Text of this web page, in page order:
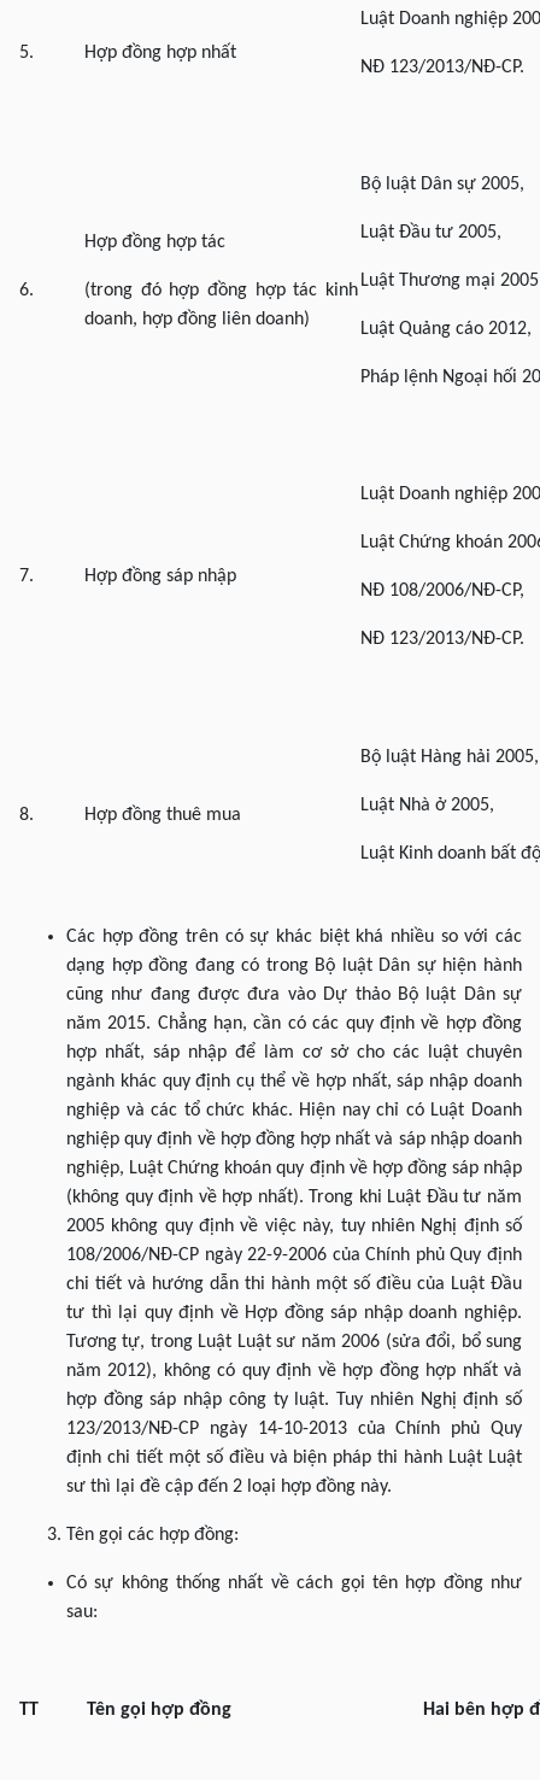
5. Hợp đồng hợp nhất
Luật Doanh nghiệp
NĐ 123/2013/NĐ-CP.
6.
Hợp đồng hợp tác
(trong đó hợp đồng hợp tác kinh
doanh, hợp đồng liên doanh)
Bộ luật Dân sự 2005,
Luật Đầu tư 2005,
Luật Thương mại
Luật Quảng cáo 2012,
Pháp lệnh Ngoại hối
7. Hợp đồng sáp nhập
Luật Doanh nghiệp
Luật Chứng khoán
NĐ 108/2006/NĐ-CP,
NĐ 123/2013/NĐ-CP.
8. Hợp đồng thuê mua
Bộ luật Hàng hải 2005,
Luật Nhà ở 2005,
Luật Kinh doanh bất
Các hợp đồng trên có sự khác biệt khá nhiều so với các
dạng hợp đồng đang có trong Bộ luật Dân sự hiện hành
cũng như đang được đưa vào Dự thảo Bộ luật Dân sự
năm 2015. Chẳng hạn, cần có các quy định về hợp đồng
hợp nhất, sáp nhập để làm cơ sở cho các luật chuyên
ngành khác quy định cụ thể về hợp nhất, sáp nhập doanh
nghiệp và các tổ chức khác. Hiện nay chỉ có Luật Doanh
nghiệp quy định về hợp đồng hợp nhất và sáp nhập doanh
nghiệp, Luật Chứng khoán quy định về hợp đồng sáp nhập
(không quy định về hợp nhất). Trong khi Luật Đầu tư năm
2005 không quy định về việc này, tuy nhiên Nghị định số
108/2006/NĐ-CP ngày 22-9-2006 của Chính phủ Quy định
chi tiết và hướng dẫn thi hành một số điều của Luật Đầu
tư thì lại quy định về Hợp đồng sáp nhập doanh nghiệp.
Tương tự, trong Luật Luật sư năm 2006 (sửa đổi, bổ sung
năm 2012), không có quy định về hợp đồng hợp nhất và
hợp đồng sáp nhập công ty luật. Tuy nhiên Nghị định số
123/2013/NĐ-CP ngày 14-10-2013 của Chính phủ Quy
định chi tiết một số điều và biện pháp thi hành Luật Luật
sư thì lại đề cập đến 2 loại hợp đồng này.
Tên gọi các hợp đồng:
Có sự không thống nhất về cách gọi tên hợp đồng như
sau:
TT Tên gọi hợp đồng Hai bên hợp